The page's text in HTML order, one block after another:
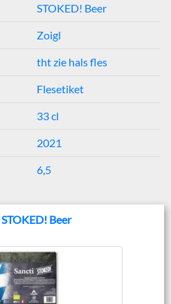
STOKED! Beer
Zoigl
tht zie hals fles
Flesetiket
33 cl
2021
6,5
STOKED! Beer